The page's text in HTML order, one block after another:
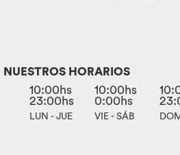
NUESTROS HORARIOS
10:00hs
23:00hs
LUN - JUE
10:00hs
0:00hs
VIE - SÁB